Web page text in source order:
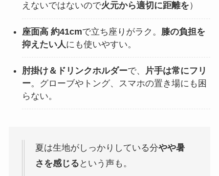
えないではないので火元から適切に距離を ）
座面高 約41cmで立ち座りがラク。 膝の負担を
抑えたい人にも使いやすい。
肘掛け＆ドリンクホルダーで、
片手は常にフリ
ー。グローブやトング、スマホの置き場にも困
らない。
夏は生地がしっかりしている分やや暑
さを感じる という声も。